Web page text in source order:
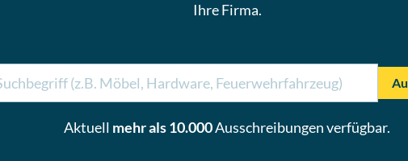
Ihre Firma.
Aktuell mehr als 10.000Ausschreibungen verfügbar.